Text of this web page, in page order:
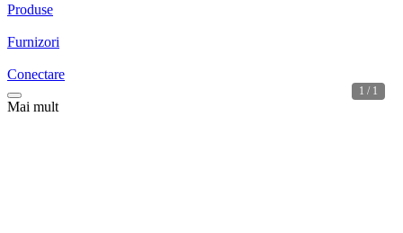
1 / 1
Produse
Furnizori
Conectare
Mai mult